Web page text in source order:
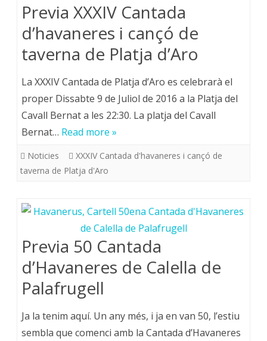
Previa XXXIV Cantada
d’havaneres i cançó de
taverna de Platja d’Aro
La XXXIV Cantada de Platja d’Aro es celebrarà el
proper Dissabte 9 de Juliol de 2016 a la Platja del
Cavall Bernat a les 22:30. La platja del Cavall
Bernat… Read more »
Noticies
XXXIV Cantada d'havaneres i cançó de
taverna de Platja d'Aro
Previa 50 Cantada
d’Havaneres de Calella de
Palafrugell
Ja la tenim aquí. Un any més, i ja en van 50, l’estiu
sembla que comenci amb la Cantada d’Havaneres